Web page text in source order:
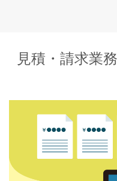
見積・請求業